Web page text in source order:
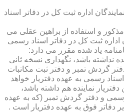
اداره ثبت كل در دفاتر اسناد
۲۴ نظامنامه مذكور و استفاده از براهین عقلی می
ثبت كل در دفاتر اسناد رسمی
نداشته باشد، نگهداری نسخه ثانی
گردش تمبر و دفتر ثبت مكاتبات
قانون دفتر اسناد رسمی به عهده دفتریار خواهد
نماینده هم داشته باشد،
و دفتر گردش تمبر (كه به عهده
دفاتر فوق به عهده دفتریار است .